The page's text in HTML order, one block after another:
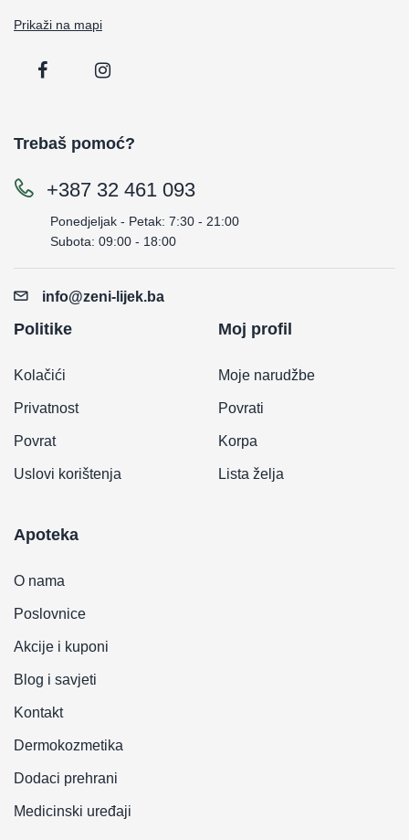
Prikaži na mapi
Trebaš pomoć?
+387 32 461 093
Ponedjeljak - Petak: 7:30 - 21:00
Subota: 09:00 - 18:00
info@zeni-lijek.ba
Politike
Kolačići
Privatnost
Povrat
Uslovi korištenja
Moj profil
Moje narudžbe
Povrati
Korpa
Lista želja
Apoteka
O nama
Poslovnice
Akcije i kuponi
Blog i savjeti
Kontakt
Dermokozmetika
Dodaci prehrani
Medicinski uređaji